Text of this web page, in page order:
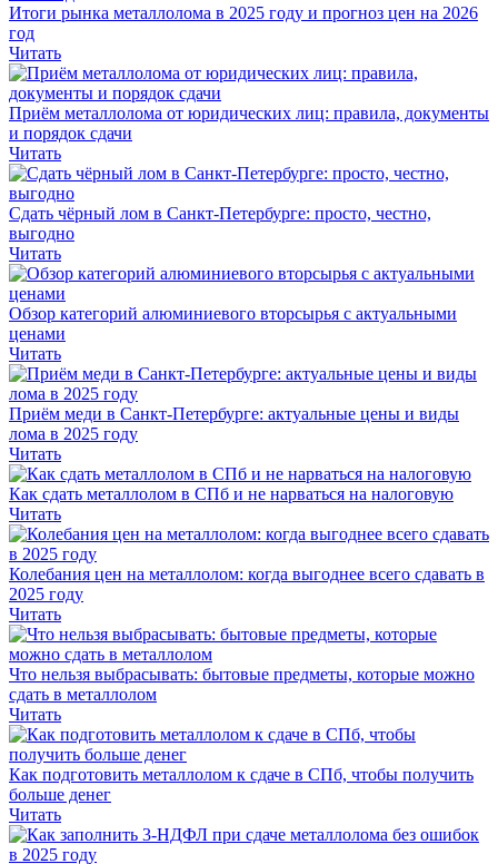
Итоги рынка металлолома в 2025 году и прогноз цен на 2026
год
Читать
Приём металлолома от юридических лиц: правила, документы
и порядок сдачи
Читать
Сдать чёрный лом в Санкт-Петербурге: просто, честно,
выгодно
Читать
Обзор категорий алюминиевого вторсырья с актуальными
ценами
Читать
Приём меди в Санкт-Петербурге: актуальные цены и виды
лома в 2025 году
Читать
Как сдать металлолом в СПб и не нарваться на налоговую
Читать
Колебания цен на металлолом: когда выгоднее всего сдавать в
2025 году
Читать
Что нельзя выбрасывать: бытовые предметы, которые можно
сдать в металлолом
Читать
Как подготовить металлолом к сдаче в СПб, чтобы получить
больше денег
Читать